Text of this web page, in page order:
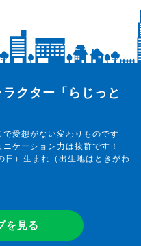
クター「らじっと
愛想がない変わりものです
ケーション力は抜群です！
日）生まれ（出生地はときがわ
を見る